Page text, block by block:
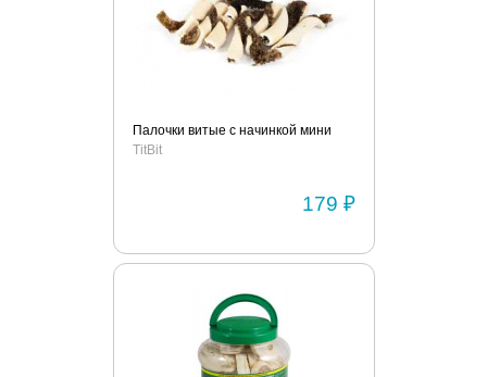
Палочки витые с начинкой мини
TitBit
179 ₽